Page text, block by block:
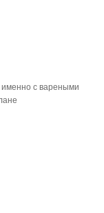
с вареными